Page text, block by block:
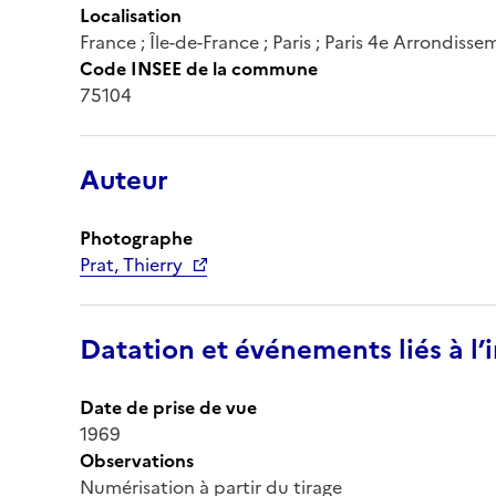
Localisation
France ; Île-de-France ; Paris ; Paris 4e
Code INSEE de la commune
75104
Auteur
Photographe
Prat, Thierry
Datation et événements liés à
Date de prise de vue
1969
Observations
Numérisation à partir du tirage